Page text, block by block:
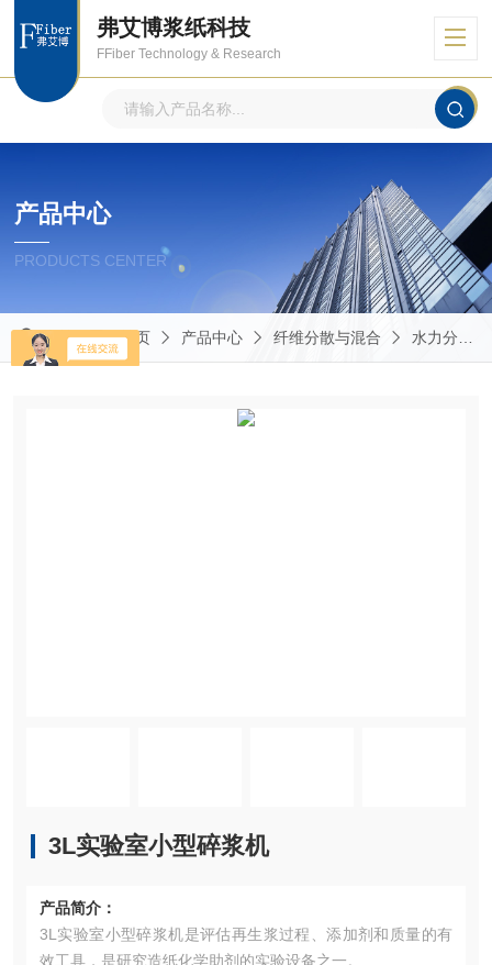
弗艾博浆纸科技
FFiber Technology & Research
产品中心
PRODUCTS CENTER
当前位置：首页 产品中心 纤维分散与混合 水力分散碎浆机
3L实验室小型碎浆机
产品简介：
3L实验室小型碎浆机是评估再生浆过程、添加剂和质量的有
效工具，是研究造纸化学助剂的实验设备之一。